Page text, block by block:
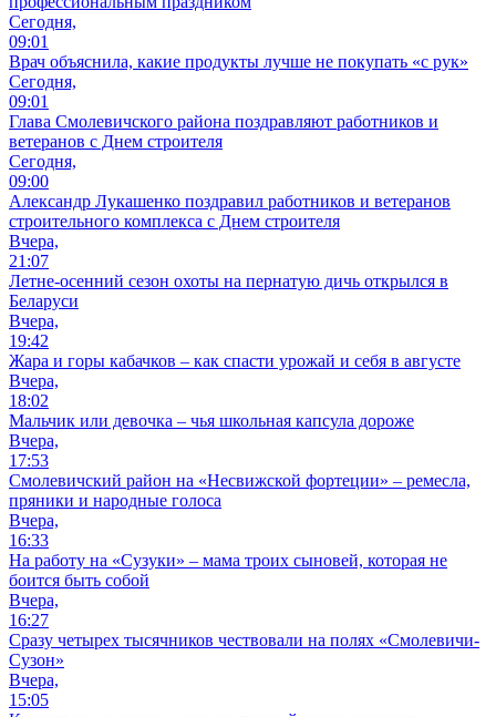
Сегодня,
09:01
Врач объяснила, какие продукты лучше не покупать «с рук»
Сегодня,
09:01
Глава Смолевичского района поздравляют работников и
ветеранов с Днем строителя
Сегодня,
09:00
Александр Лукашенко поздравил работников и ветеранов
строительного комплекса с Днем строителя
Вчера,
21:07
Летне-осенний сезон охоты на пернатую дичь открылся в
Беларуси
Вчера,
19:42
Жара и горы кабачков – как спасти урожай и себя в августе
Вчера,
18:02
Мальчик или девочка – чья школьная капсула дороже
Вчера,
17:53
Смолевичский район на «Несвижской фортеции» – ремесла,
пряники и народные голоса
Вчера,
16:33
На работу на «Сузуки» – мама троих сыновей, которая не
боится быть собой
Вчера,
16:27
Сразу четырех тысячников чествовали на полях «Смолевичи-
Сузон»
Вчера,
15:05